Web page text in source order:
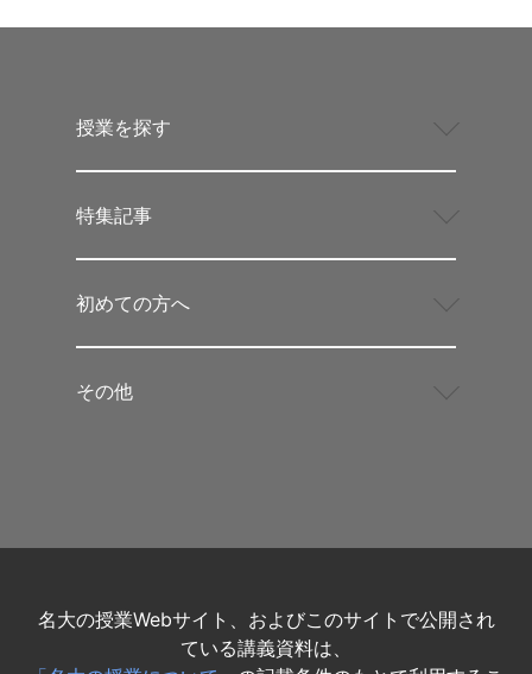
授業を探す
特集記事
初めての方へ
その他
名大の授業Webサイト、およびこのサイトで公開され
ている講義資料は、